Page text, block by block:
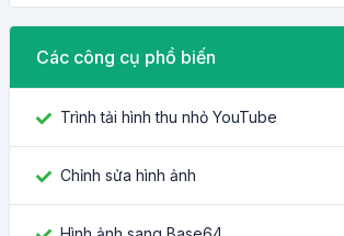
Các công cụ phổ biến
Trình tải hình thu nhỏ YouTube
Chỉnh sửa hình ảnh